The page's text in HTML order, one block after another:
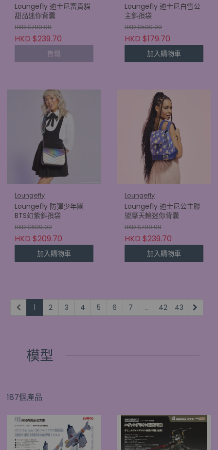
Loungefly 迪士尼富貴貓
甜品迷你背囊
HKD $799.00
HKD $239.70
售罄
Loungefly 迪士尼白雪公
主斜孭袋
HKD $599.00
HKD $179.70
加入購物車
Loungefly
Loungefly 防彈少年團
BTS幻紫斜孭袋
HKD $699.00
HKD $209.70
加入購物車
Loungefly
Loungefly 迪士尼公主聯
盟摩天輪迷你背囊
HKD $799.00
HKD $239.70
加入購物車
1 2 3 4 5 6 7 ... 42 43
模型
187個產品